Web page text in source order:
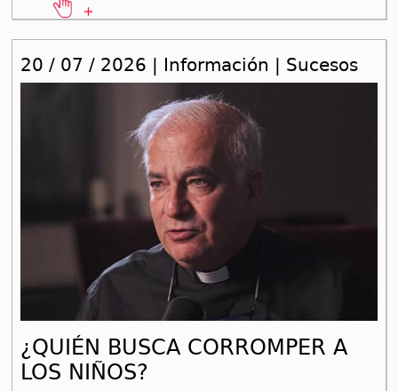
20 / 07 / 2026 | Información | Sucesos
¿QUIÉN BUSCA CORROMPER A
LOS NIÑOS?